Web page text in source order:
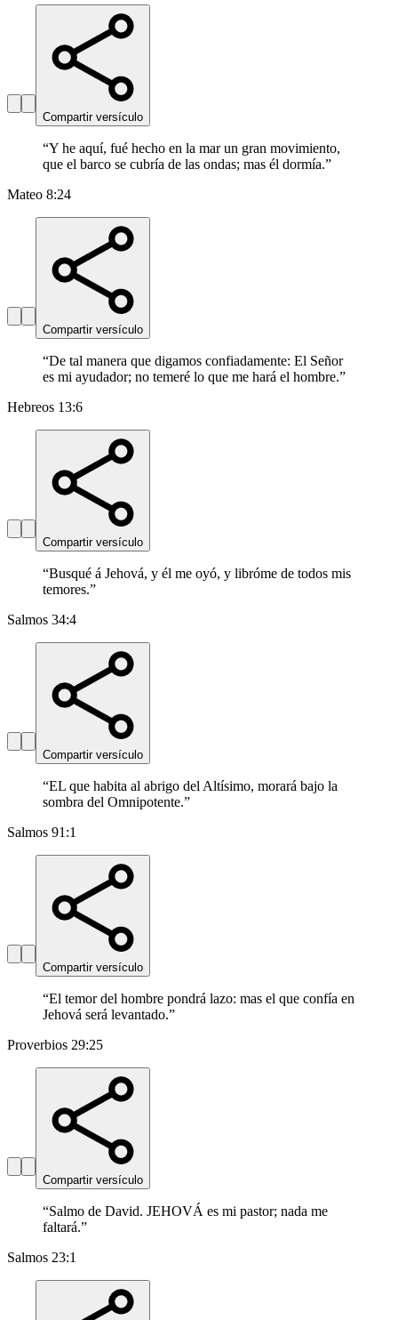
Compartir versículo
“Y he aquí, fué hecho en la mar un gran movimiento,
que el barco se cubría de las ondas; mas él dormía.”
Mateo 8:24
Compartir versículo
“De tal manera que digamos confiadamente: El Señor
es mi ayudador; no temeré lo que me hará el hombre.”
Hebreos 13:6
Compartir versículo
“Busqué á Jehová, y él me oyó, y libróme de todos mis
temores.”
Salmos 34:4
Compartir versículo
“EL que habita al abrigo del Altísimo, morará bajo la
sombra del Omnipotente.”
Salmos 91:1
Compartir versículo
“El temor del hombre pondrá lazo: mas el que confía en
Jehová será levantado.”
Proverbios 29:25
Compartir versículo
“Salmo de David. JEHOVÁ es mi pastor; nada me
faltará.”
Salmos 23:1